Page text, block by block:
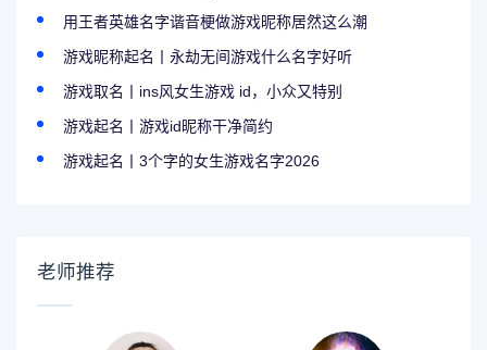
用王者英雄名字谐音梗做游戏昵称居然这么潮
游戏昵称起名丨永劫无间游戏什么名字好听
游戏取名丨ins风女生游戏 id，小众又特别
游戏起名丨游戏id昵称干净简约
游戏起名丨3个字的女生游戏名字2026
老师推荐